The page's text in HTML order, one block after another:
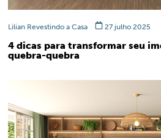
Lilian Revestindo a Casa 27 julho 2025
4 dicas para transformar seu
quebra-quebra